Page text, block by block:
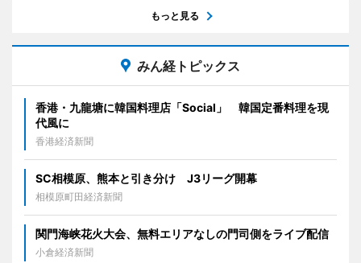
もっと見る
みん経トピックス
香港・九龍塘に韓国料理店「Social」 韓国定番料理を現
代風に
香港経済新聞
SC相模原、熊本と引き分け J3リーグ開幕
相模原町田経済新聞
関門海峡花火大会、無料エリアなしの門司側をライブ配信
小倉経済新聞